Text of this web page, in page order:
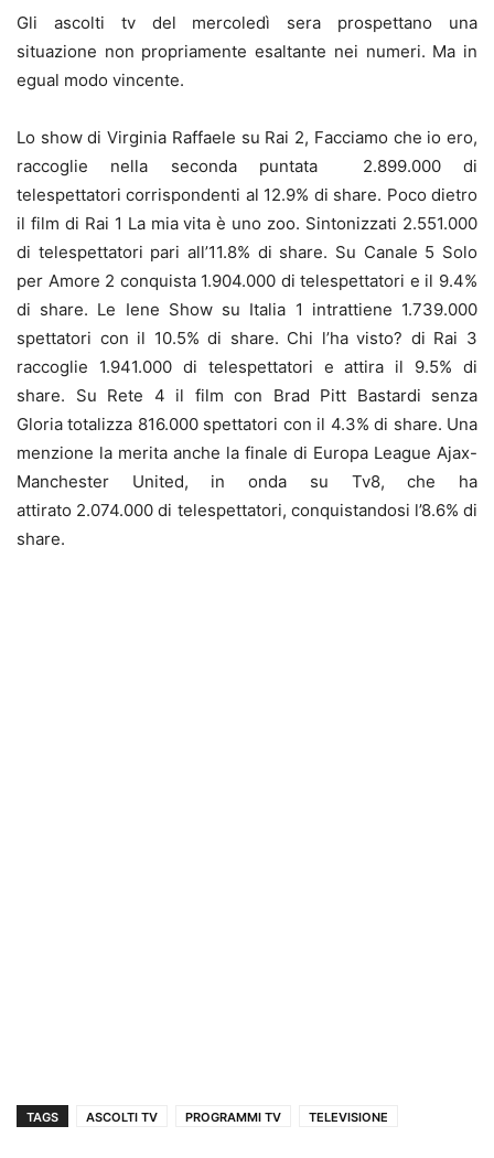
Gli ascolti tv del mercoledì sera prospettano una
situazione non propriamente esaltante nei numeri. Ma in
egual modo vincente.
Lo show di Virginia Raffaele su Rai 2, Facciamo che io ero,
raccoglie nella seconda puntata 2.899.000 di
telespettatori corrispondenti al 12.9% di share. Poco dietro
il film di Rai 1 La mia vita è uno zoo. Sintonizzati 2.551.000
di telespettatori pari all’11.8% di share. Su Canale 5 Solo
per Amore 2 conquista 1.904.000 di telespettatori e il 9.4%
di share. Le Iene Show su Italia 1 intrattiene 1.739.000
spettatori con il 10.5% di share. Chi l’ha visto? di Rai 3
raccoglie 1.941.000 di telespettatori e attira il 9.5% di
share. Su Rete 4 il film con Brad Pitt Bastardi senza
Gloria totalizza 816.000 spettatori con il 4.3% di share. Una
menzione la merita anche la finale di Europa League Ajax-
Manchester United, in onda su Tv8, che ha
attirato 2.074.000 di telespettatori, conquistandosi l’8.6% di
share.
TAGS ASCOLTI TV PROGRAMMI TV TELEVISIONE